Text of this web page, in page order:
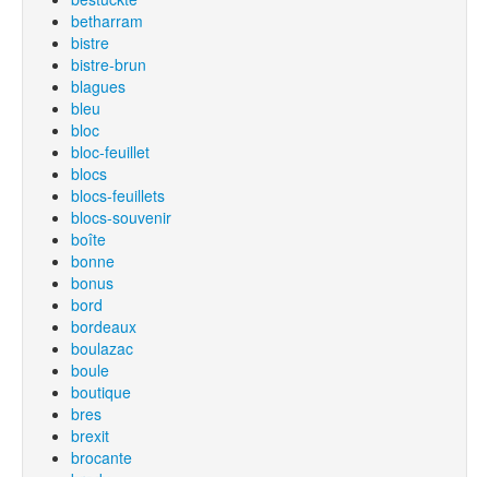
betharram
bistre
bistre-brun
blagues
bleu
bloc
bloc-feuillet
blocs
blocs-feuillets
blocs-souvenir
boîte
bonne
bonus
bord
bordeaux
boulazac
boule
boutique
bres
brexit
brocante